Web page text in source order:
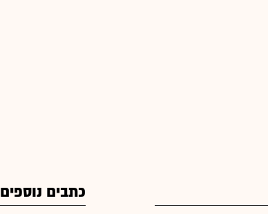
כתבים נוספים